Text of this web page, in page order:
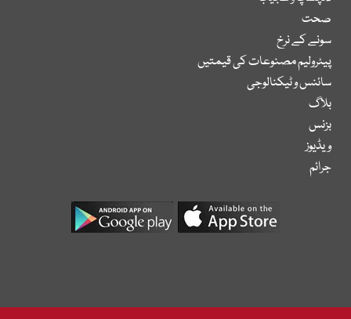
صحت
سونے کے نرخ
پیٹرولیم مصنوعات کی قیمتیں
سائنس و ٹیکنالوجی
بلاگ
بزنس
ویڈیوز
جرائم